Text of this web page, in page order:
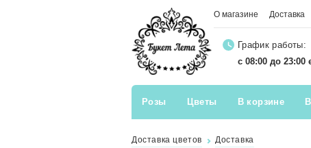
О магазине Доставка
График работы:
с 08:00 до 23:00
Розы Цветы В корзине
Доставка цветов Доставка